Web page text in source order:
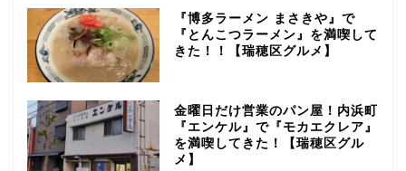
『博多ラーメン まさきや』で
『とんこつラーメン』を満喫して
きた！！【瑞穂区グルメ】
金曜日だけ営業のパン屋！内浜町
『エンケル』で『モカエクレア』
を満喫してきた！【瑞穂区グル
メ】